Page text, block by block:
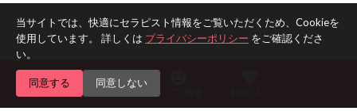
当サイトでは、快適にセラピスト情報をご覧いただくため、Cookieを
使用しています。 詳しくは プライバシーポリシー をご確認くださ
い。
同意する 同意しない
エリアで探す